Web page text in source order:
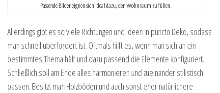
Passende Bilder eignen sich ideal dazu, den Wohnraum zu füllen.
Allerdings gibt es so viele Richtungen und Ideen in puncto Deko, sodass
man schnell überfordert ist. Oftmals hilft es, wenn man sich an ein
bestimmtes Thema hält und dazu passend die Elemente konfiguriert.
Schließlich soll am Ende alles harmonieren und zueinander stilistisch
passen. Besitzt man Holzböden und auch sonst eher natürlichere